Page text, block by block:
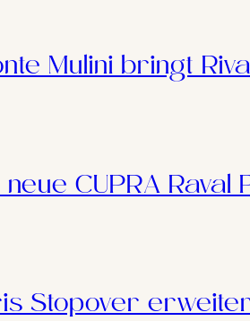
Mulini bringt
CUPRA Raval
Stopover